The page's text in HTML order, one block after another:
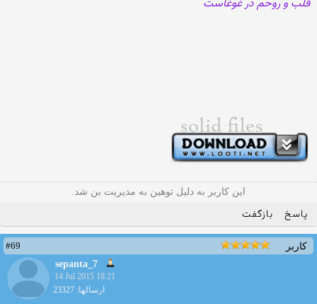
قلب و روحم در غوغاست
این کاربر به دلیل توهین به مدیریت بن شد.
پاسخ بازگفت
کاربر
#69
sepanta_7
14 Jul 2015 18:21
ارسالها: 23327